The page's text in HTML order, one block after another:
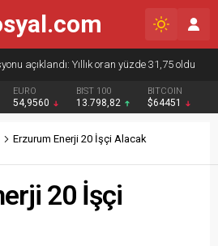
EURO
54,9560
BIST 100
13.798,82
BITCOIN
$64451
Erzurum Enerji 20 İşçi Alacak
20 İşçi